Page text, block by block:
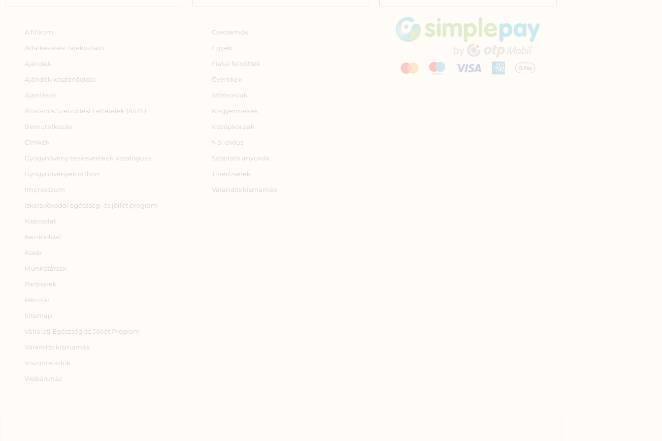
A fiókom
Adatkezelési tájékoztató
Ajándék
Ajándék köszönőoldal
Ajánlások
Általános Szerződési Feltételek (ÁSZF)
Bemutatkozás
Címkék
Gyógynövény teakeverékek katalógusa
Gyógynövények otthon
Impresszum
Iskolai/óvodai egészség‑ és jóllét program
Kapcsolat
Kezdőoldal
Kosár
Munkatársak
Partnerek
Pénztár
Sitemap
Vállalati Egészség és Jóllét Program
Várandós kismamák
Viszonteladók
Webáruház
Csecsemők
Egyéb
Fiatal felnőttek
Gyerekek
Időskorúak
Kisgyermekek
Középkorúak
Női ciklus
Szoptató anyukák
Tinédzserek
Várandós kismamák